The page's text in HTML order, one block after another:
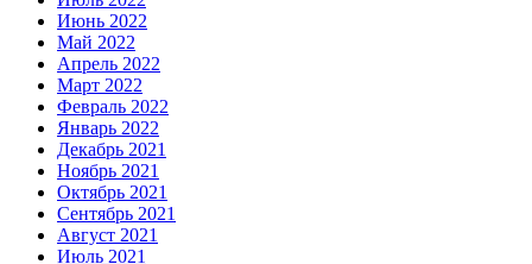
Июнь 2022
Май 2022
Апрель 2022
Март 2022
Февраль 2022
Январь 2022
Декабрь 2021
Ноябрь 2021
Октябрь 2021
Сентябрь 2021
Август 2021
Июль 2021